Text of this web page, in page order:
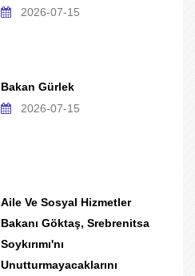
2026-07-15
Bakan Gürlek
2026-07-15
Aile Ve Sosyal Hizmetler
Bakanı Göktaş, Srebrenitsa
Soykırımı'nı
Unutturmayacaklarını